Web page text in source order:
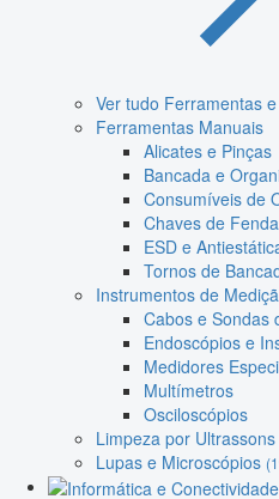
Ver tudo Ferramentas
Ferramentas Manuais
Alicates e Pinças
Bancada e
Consumíveis de
Chaves de
ESD e
Tornos de
Instrumentos de
Cabos e Sondas
Endoscópios e
Medidores
Multímetros
Osciloscópios
Limpeza por Ultrassons
Lupas e Microscópios